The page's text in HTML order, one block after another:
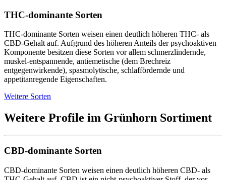
THC-dominante Sorten
THC-dominante Sorten weisen einen deutlich höheren THC- als
CBD-Gehalt auf. Aufgrund des höheren Anteils der psychoaktiven
Komponente besitzen diese Sorten vor allem schmerzlindernde,
muskel-entspannende, antiemetische (dem Brechreiz
entgegenwirkende), spasmolytische, schlaffördernde und
appetitanregende Eigenschaften.
Weitere Sorten
Weitere Profile im Grünhorn Sortiment
CBD-dominante Sorten
CBD-dominante Sorten weisen einen deutlich höheren CBD- als